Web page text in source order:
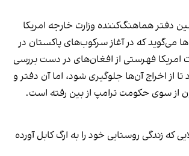
دفتر هماهنگ‌کننده وزارت خارجه امریکا
می‌گوید که در آغاز سرکوب‌های پاکستان در
سفارت امریکا فهرستی از افغان‌های در دست بررسی
تا از اخراج آن‌ها جلوگیری شود، اما آن دفتر و
از سوی حکومت ترامپ از بین رفته است.